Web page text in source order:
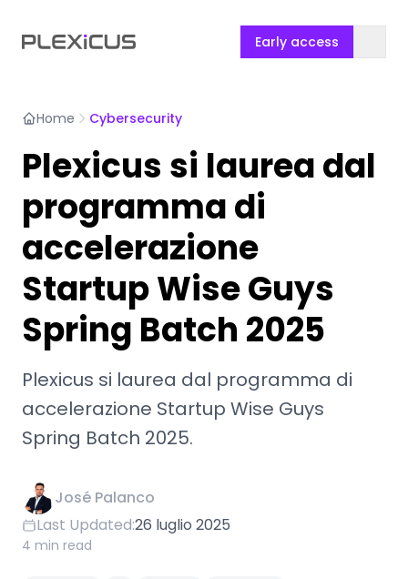
Early access
Home Cybersecurity
Plexicus si laurea dal
programma di
accelerazione
Startup Wise Guys
Spring Batch 2025
Plexicus si laurea dal programma di
accelerazione Startup Wise Guys
Spring Batch 2025.
José Palanco
Last Updated:26 luglio 2025
4 min read